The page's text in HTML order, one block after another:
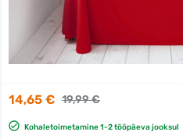
14,65 € 19,99 €
Kohaletoimetamine 1-2 tööpäeva jooksul